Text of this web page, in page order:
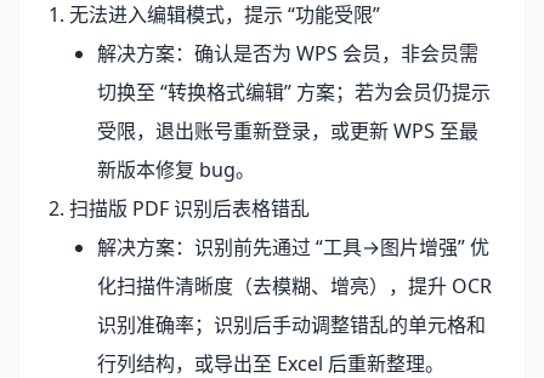
1. 无法进入编辑模式，提示 “功能受限”
解决方案：确认是否为 WPS 会员，非会员需
切换至 “转换格式编辑” 方案；若为会员仍提示
受限，退出账号重新登录，或更新 WPS 至最
新版本修复 bug。
2. 扫描版 PDF 识别后表格错乱
解决方案：识别前先通过 “工具→图片增强” 优
化扫描件清晰度（去模糊、增亮），提升 OCR
识别准确率；识别后手动调整错乱的单元格和
行列结构，或导出至 Excel 后重新整理。